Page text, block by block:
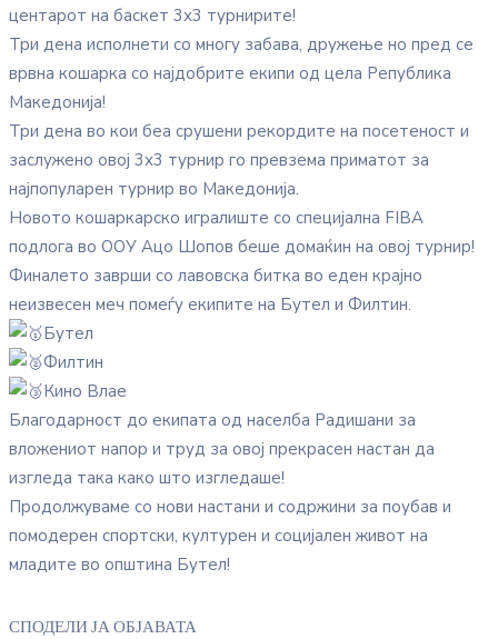
центарот на баскет 3х3 турнирите!
Три дена исполнети со многу забава, дружење но пред се
врвна кошарка со најдобрите екипи од цела Република
Македонија!
Три дена во кои беа срушени рекордите на посетеност и
заслужено овој 3х3 турнир го превзема приматот за
најпопуларен турнир во Македонија.
Новото кошаркарско игралиште со специјална FIBA
подлога во ООУ Ацо Шопов беше домаќин на овој турнир!
Финалето заврши со лавовска битка во еден крајно
неизвесен меч помеѓу екипите на Бутел и Филтин.
Бутел
Филтин
Кино Влае
Благодарност до екипата од населба Радишани за
вложениот напор и труд за овој прекрасен настан да
изгледа така како што изгледаше!
Продолжуваме со нови настани и содржини за поубав и
помодерен спортски, културен и социјален живот на
младите во општина Бутел!
СПОДЕЛИ ЈА ОБЈАВАТА